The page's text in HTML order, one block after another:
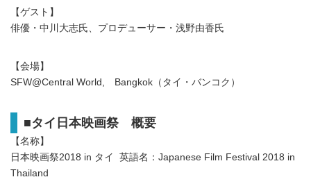
【ゲスト】
俳優・中川大志氏、プロデューサー・浅野由香氏
【会場】
SFW@Central World, Bangkok（タイ・バンコク）
■タイ日本映画祭 概要
【名称】
日本映画祭2018 in タイ 英語名：Japanese Film Festival 2018 in
Thailand